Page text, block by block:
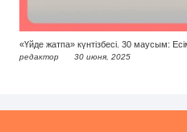
«Үйде жатпа» күнтізбесі. 30 маусым:
редактор 30 июня, 2025